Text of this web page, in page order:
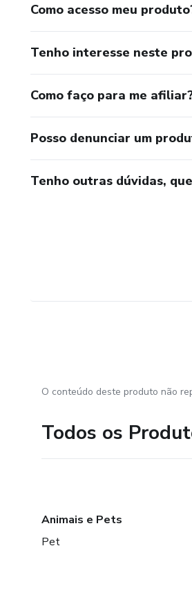
Como acesso meu
Tenho interesse neste
Como faço para me
Posso denunciar um
Tenho outras dúvidas,
O conteúdo deste produto não
Todos os
Animais e Pets
Pet